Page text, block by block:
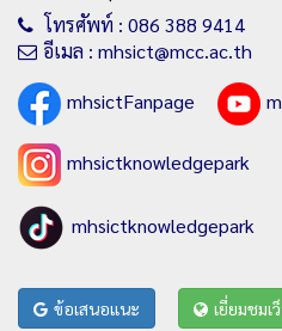
โทรศัพท์ : 086 388 9414
อีเมล : mhsict@mcc.ac.th
mhsictFanpage
mhsictknowledgepark
mhsictknowledgepark
ข้อเสนอแนะ เยี่ยมชม